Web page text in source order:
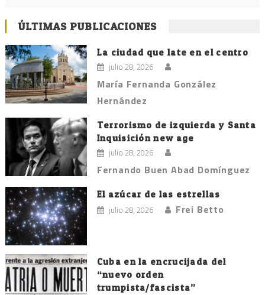
ÚLTIMAS PUBLICACIONES
La ciudad que late en el centro
julio 28, 2026
María Fernanda González
Hernández
Terrorismo de izquierda y Santa
Inquisición new age
julio 28, 2026
Fernando Buen Abad Domínguez
El azúcar de las estrellas
julio 28, 2026 Frei Betto
Cuba en la encrucijada del
“nuevo orden
trumpista/fascista”